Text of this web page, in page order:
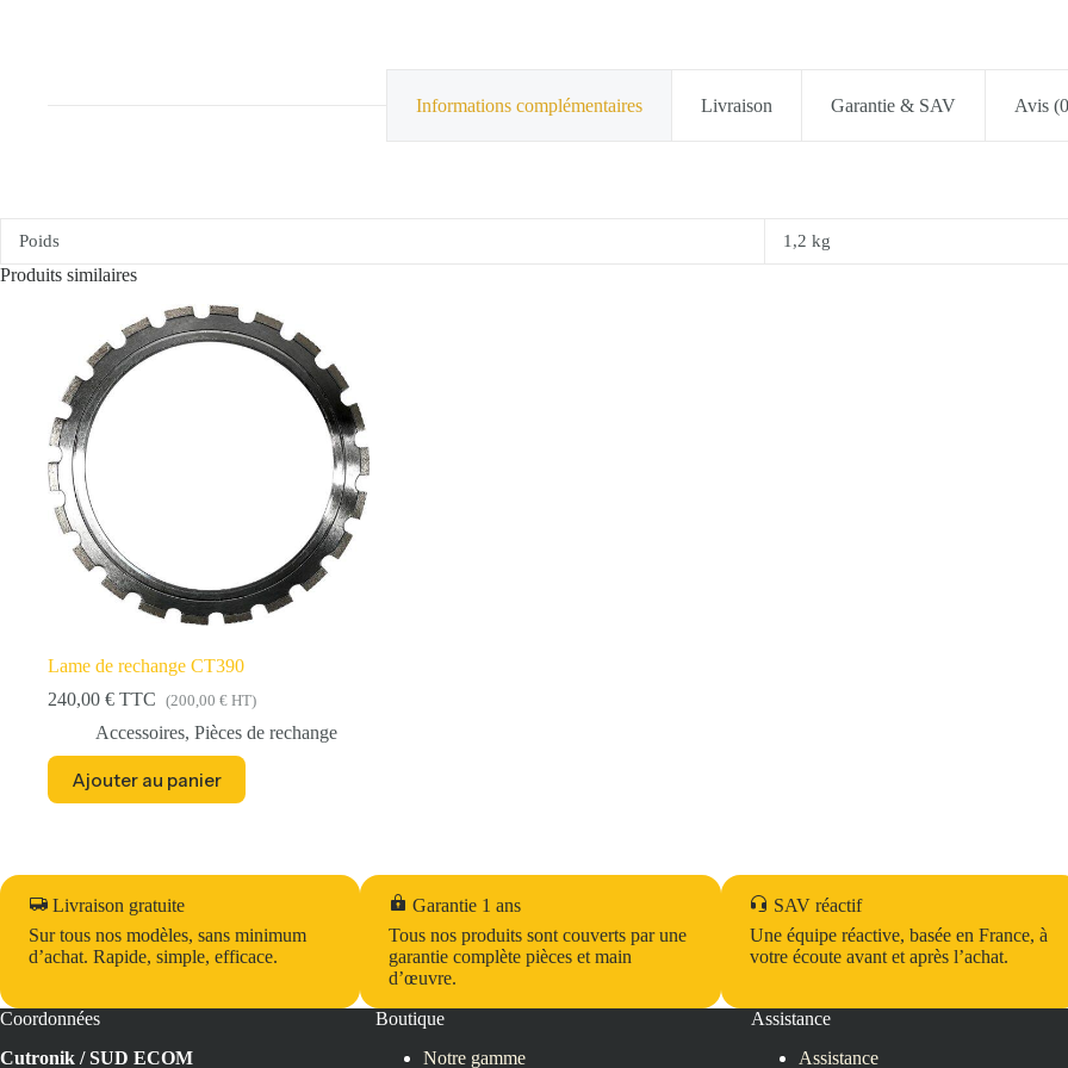
Informations complémentaires Livraison Garantie & SAV Avis
Poids 1,2 kg
Produits similaires
Lame de rechange CT390
240,00 € TTC (200,00 € HT)
Accessoires, Pièces de rechange
Ajouter au panier
Livraison gratuite
Sur tous nos modèles, sans minimum
d’achat. Rapide, simple, efficace.
Garantie 1 ans
Tous nos produits sont couverts par une
garantie complète pièces et main
d’œuvre.
SAV réactif
Une équipe réactive, basée en France, à
votre écoute avant et après l’achat.
Coordonnées
Cutronik / SUD ECOM
Boutique
Notre gamme
Assistance
Assistance